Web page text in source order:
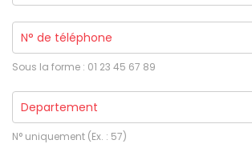
Sous la forme : 01 23 45 67 89
N° uniquement (Ex. : 57)